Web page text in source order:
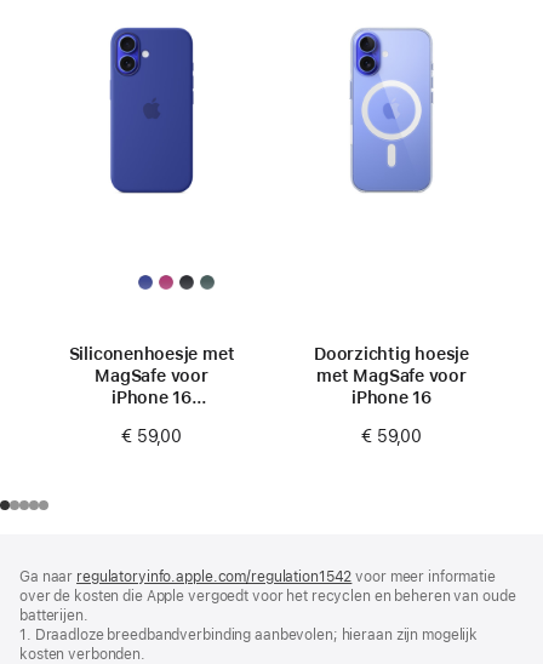
Siliconenhoesje met
MagSafe voor
iPhone 16
€ 59,00
Doorzichtig hoesje
met MagSafe voor
iPhone 16
€ 59,00
Ga naar regulatoryinfo.apple.com/regulation1542 (wordt
in
venster
voor meer informatie
over de kosten die Apple vergoedt voor het recyclen en beheren van oude
batterijen.
1. Draadloze breedbandverbinding aanbevolen; hieraan zijn mogelijk
kosten verbonden.